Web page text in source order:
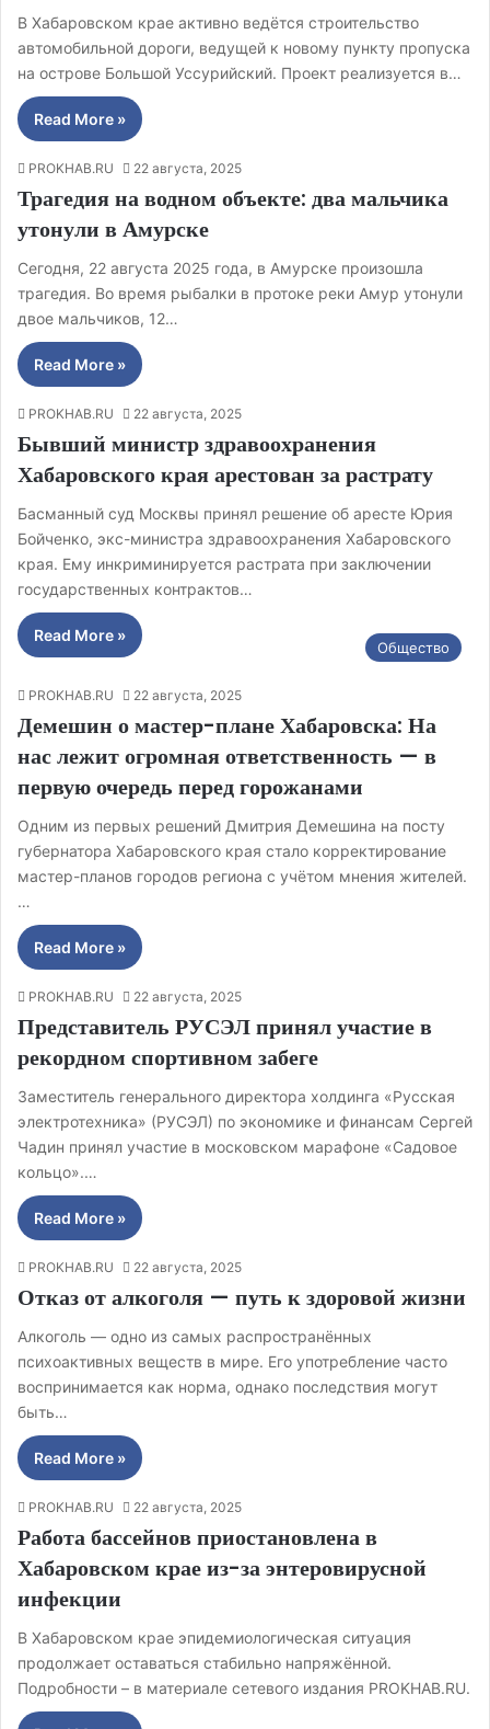
В Хабаровском крае активно ведётся строительство
автомобильной дороги, ведущей к новому пункту пропуска
на острове Большой Уссурийский. Проект реализуется в…
Read More »
PROKHAB.RU 22 августа, 2025
Трагедия на водном объекте: два мальчика
утонули в Амурске
Сегодня, 22 августа 2025 года, в Амурске произошла
трагедия. Во время рыбалки в протоке реки Амур утонули
двое мальчиков, 12…
Read More »
PROKHAB.RU 22 августа, 2025
Бывший министр здравоохранения
Хабаровского края арестован за растрату
Басманный суд Москвы принял решение об аресте Юрия
Бойченко, экс-министра здравоохранения Хабаровского
края. Ему инкриминируется растрата при заключении
государственных контрактов…
Read More »
Общество
PROKHAB.RU 22 августа, 2025
Демешин о мастер-плане Хабаровска: На
нас лежит огромная ответственность — в
первую очередь перед горожанами
Одним из первых решений Дмитрия Демешина на посту
губернатора Хабаровского края стало корректирование
мастер-планов городов региона с учётом мнения жителей.
…
Read More »
PROKHAB.RU 22 августа, 2025
Представитель РУСЭЛ принял участие в
рекордном спортивном забеге
Заместитель генерального директора холдинга «Русская
электротехника» (РУСЭЛ) по экономике и финансам Сергей
Чадин принял участие в московском марафоне «Садовое
кольцо».…
Read More »
PROKHAB.RU 22 августа, 2025
Отказ от алкоголя — путь к здоровой жизни
Алкоголь — одно из самых распространённых
психоактивных веществ в мире. Его употребление часто
воспринимается как норма, однако последствия могут
быть…
Read More »
PROKHAB.RU 22 августа, 2025
Работа бассейнов приостановлена в
Хабаровском крае из-за энтеровирусной
инфекции
В Хабаровском крае эпидемиологическая ситуация
продолжает оставаться стабильно напряжённой.
Подробности – в материале сетевого издания PROKHAB.RU.